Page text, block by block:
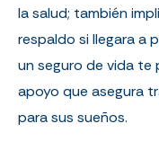
la salud; también
respaldo si llegara a
un seguro de vida te
apoyo que asegura
para sus sueños.